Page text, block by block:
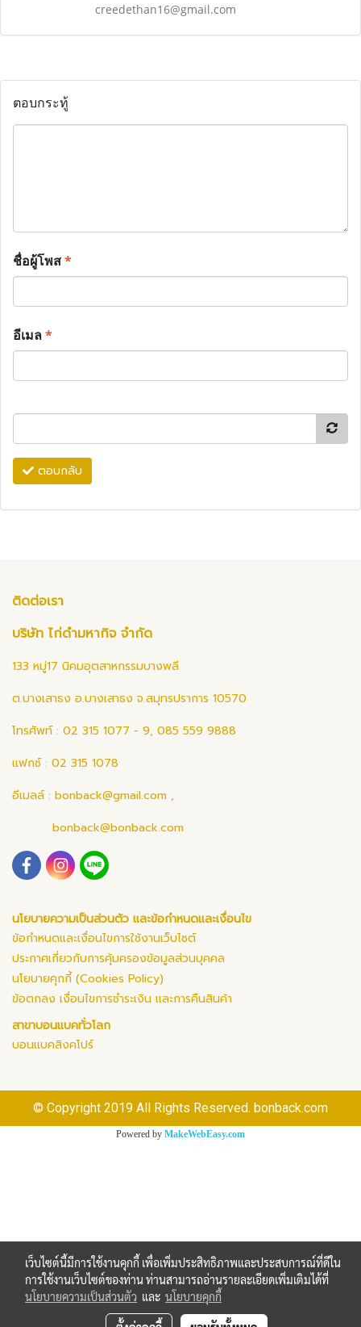
creedethan16@gmail.com
ตอบกระทู้
ชื่อผู้โพส*
อีเมล*
ตอบกลับ
ติดต่อเรา
บริษัท ไก่ดำมหากิจ จำกัด
133 หมู่17 นิคมอุตสาหกรรมบางพลี
ต.บางเสาธง อ.บางเสาธง จ.สมุทรปราการ 10570
โทรศัพท์ : 02 315 1077 - 9, 085 559 9888
แฟกซ์ : 02 315 1078
อีเมลล์ : bonback@gmail.com ,
bonback@bonback.com
นโยบายความเป็นส่วนตัว และข้อกำหนดและเงื่อนไข
ข้อกำหนดและเงื่อนไขการใช้งานเว็บไซต์
ประกาศเกี่ยวกับการคุ้มครองข้อมูลส่วนบุคคล
นโยบายคุกกี้ (Cookies Policy)
ข้อตกลง เงื่อนไขการชำระเงิน และการคืนสินค้า
สาขาบอนแบคทั่วโลก
บอนแบคสิงคโปร์
© Copyright 2019 All Rights Reserved. bonback.com
Powered by MakeWebEasy.com
เว็บไซต์นี้มีการใช้งานคุกกี้ เพื่อเพิ่มประสิทธิภาพและประสบการณ์ที่ดีใน
การใช้งานเว็บไซต์ของท่าน ท่านสามารถอ่านรายละเอียดเพิ่มเติมได้ที่
นโยบายความเป็นส่วนตัว และ นโยบายคุกกี้